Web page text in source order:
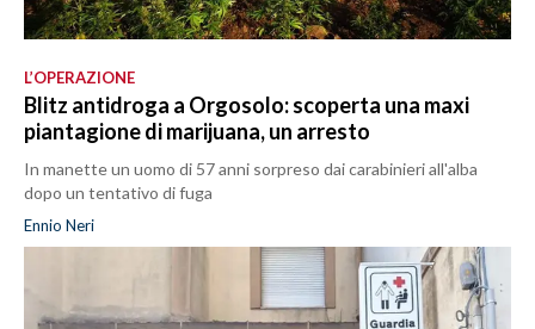
L’OPERAZIONE
Blitz antidroga a Orgosolo: scoperta una maxi
piantagione di marijuana, un arresto
In manette un uomo di 57 anni sorpreso dai carabinieri all'alba
dopo un tentativo di fuga
Ennio Neri